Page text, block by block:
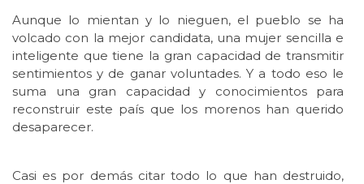
Aunque lo mientan y lo nieguen, el pueblo se ha
volcado con la mejor candidata, una mujer sencilla e
inteligente que tiene la gran capacidad de transmitir
sentimientos y de ganar voluntades. Y a todo eso le
suma una gran capacidad y conocimientos para
reconstruir este país que los morenos han querido
desaparecer.
Casi es por demás citar todo lo que han destruido,